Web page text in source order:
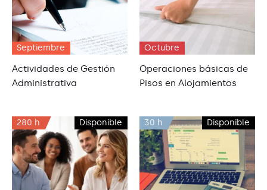
Septiembre
Actividades de Gestión
Administrativa
Octubre
Operaciones básicas de
Pisos en Alojamientos
280 h Disponible Disponible
30 h